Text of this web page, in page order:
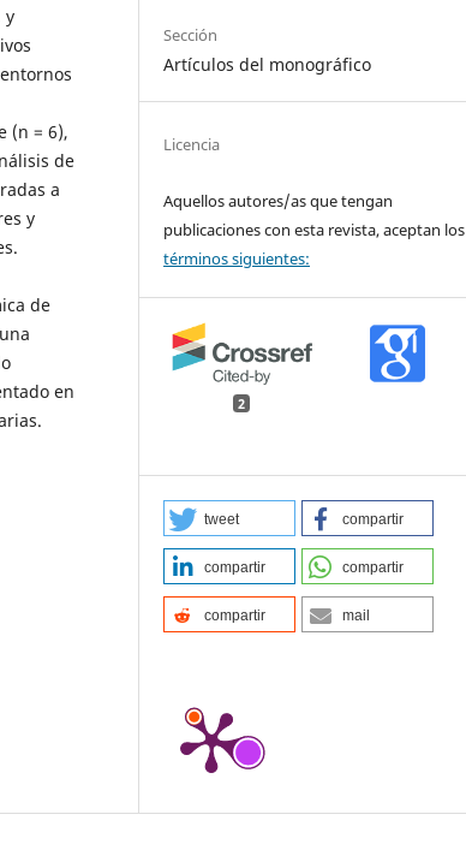
y
(n = 6),
de
a
y
de
en
Sección
Artículos del monográfico
Licencia
Aquellos autores/as que tengan
publicaciones con esta revista, aceptan los
términos siguientes:
2
tweet compartir
compartir compartir
compartir mail